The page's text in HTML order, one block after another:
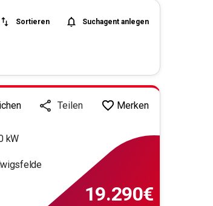
Sortieren Suchagent anlegen
Teilen Merken
kW
19.290€